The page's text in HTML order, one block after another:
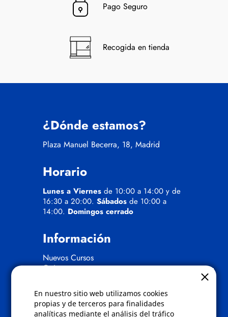
En nuestro sitio web utilizamos cookies
propias y de terceros para finalidades
analíticas mediante el análisis del tráfico
Pago Seguro
Recogida en tienda
¿Dónde estamos?
Plaza Manuel Becerra, 18, Madrid
Horario
Lunes a Viernes de 10:00 a 14:00 y de
16:30 a 20:00. Sábados de 10:00 a
14:00. Domingos cerrado
Información
Nuevos Cursos
Quienes somos
Políticas